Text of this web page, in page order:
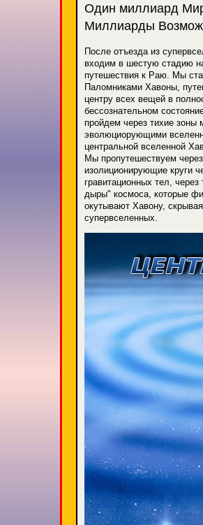
Один миллиард
Миллиарды
После отъезда из
входим в шестую стадию
путешествия к Раю. Мы
Паломниками Хавоны,
центру всех вещей в
бессознательном
пройдем через тихие зоны
эволюциорующими
центральной вселенной
Мы пропутешествуем
изолиционирующие круги
гравитационных тел, через
дыры" космоса, которые
окутывают Хавону,
супервселенных.